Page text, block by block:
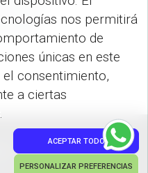
nos permitirá
de
únicas en este
consentimiento,
a ciertas
ACEPTAR TODO
PERSONALIZAR PREFERENCIAS
de
365